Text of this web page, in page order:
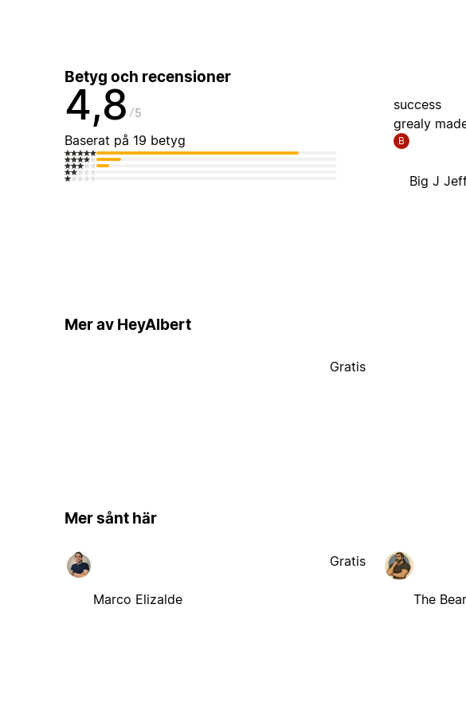
Betyg och recensioner
4,8 5
Baserat på 19 betyg
success
grealy
B
Big J
Mer av HeyAlbert
Gratis
Mer sånt här
Marco Elizalde
Gratis
The